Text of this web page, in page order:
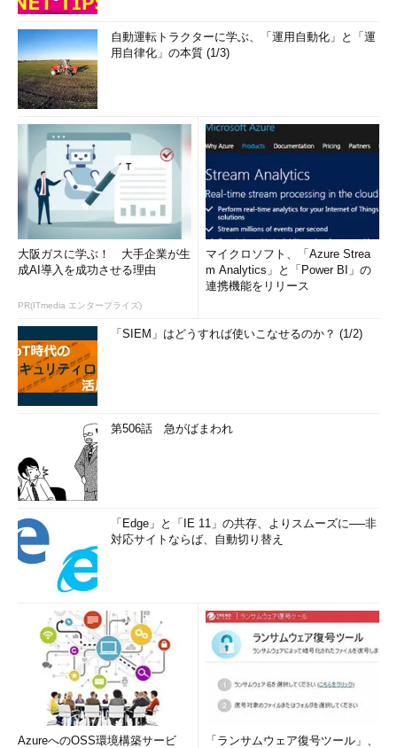
自動運転トラクターに学ぶ、「運用自動化」と「運
用自律化」の本質 (1/3)
大阪ガスに学ぶ！ 大手企業が生
成AI導入を成功させる理由
PR(ITmedia エンタープライズ)
マイクロソフト、「Azure Strea
m Analytics」と「Power BI」の
連携機能をリリース
「SIEM」はどうすれば使いこなせるのか？ (1/2)
第506話 急がばまわれ
「Edge」と「IE 11」の共存、よりスムーズに──非
対応サイトならば、自動切り替え
AzureへのOSS環境構築サービ
「ランサムウェア復号ツール」、